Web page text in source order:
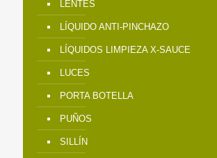
LENTES
LÍQUIDO ANTI-PINCHAZO
LÍQUIDOS LIMPIEZA X-SAUCE
LUCES
PORTA BOTELLA
PUÑOS
SILLÍN